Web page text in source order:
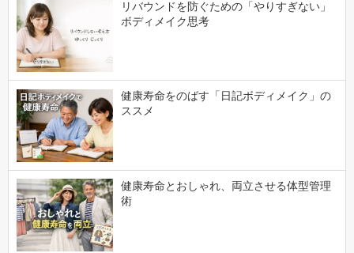
リバウンドを防ぐための「やりすぎない」
ボディメイク思考
健康寿命をのばす「日記ボディメイク」の
ススメ
健康寿命とおしゃれ、両立させる体型管理
術